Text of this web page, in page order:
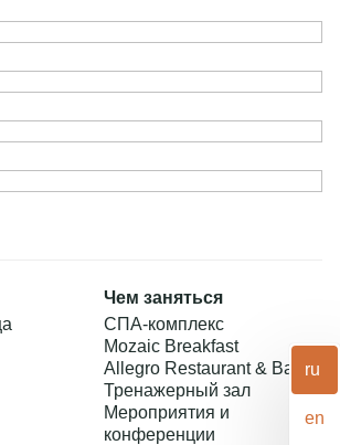
гостиная
Чем заняться
СПА-комплекс
Mozaic Breakfast
Allegro Restaurant & Bar
Тренажерный зал
Мероприятия и
конференции
ru
en